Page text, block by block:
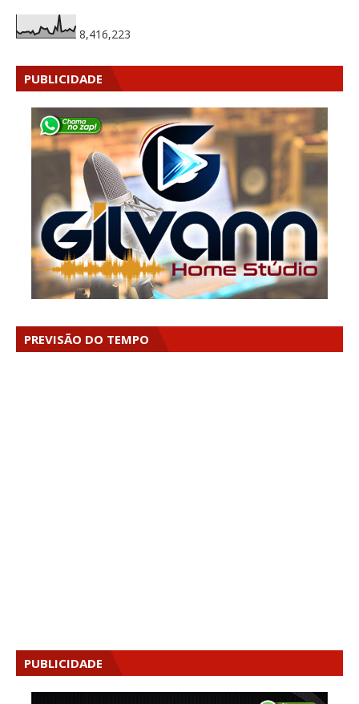
8,416,223
PUBLICIDADE
PREVISÃO DO TEMPO
PUBLICIDADE